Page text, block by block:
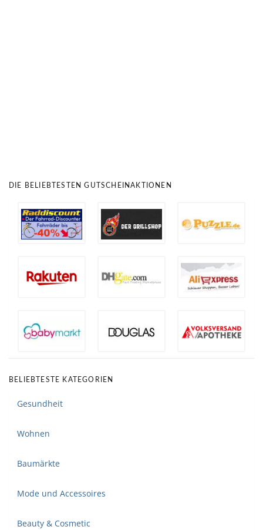
DIE BELIEBTESTEN GUTSCHEINAKTIONEN
BELIEBTESTE KATEGORIEN
Gesundheit
Wohnen
Baumärkte
Mode und Accessoires
Beauty & Cosmetic